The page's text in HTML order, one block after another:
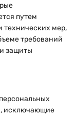
путем
технических мер,
требований
защиты
исключающие